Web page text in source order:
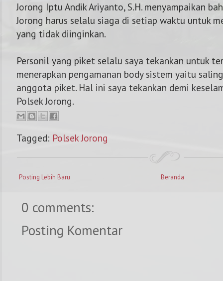
Jorong Iptu Andik Ariyanto, S.H. menyampaikan
Jorong harus selalu siaga di setiap waktu untuk
yang tidak diinginkan.
Personil yang piket selalu saya tekankan untuk
menerapkan pengamanan body sistem yaitu
anggota piket. Hal ini saya tekankan demi
Polsek Jorong.
Tagged: Polsek Jorong
Posting Lebih Baru Beranda
0 comments:
Posting Komentar